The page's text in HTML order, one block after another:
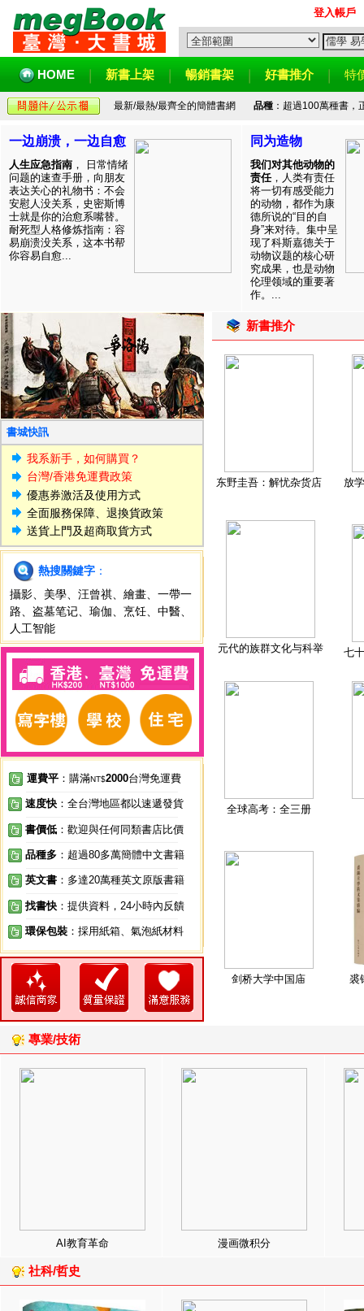
登入帳戶
HOME 新書上架 暢銷書架 好書推介 特
最新/最熱/最齊全的簡體書網 品種：超過100萬種書，
一边崩溃，一边自愈
人生应急指南 ， 日常情绪
问题的速查手册，向朋友
表达关心的礼物书：不会
安慰人没关系，史密斯博
士就是你的治愈系嘴替。
耐死型人格修炼指南：容
易崩溃没关系，这本书帮
你容易自愈...
同为造物
我们对其他动物的
责任，人类有责任
将一切有感受能力
的动物，都作为康
德所说的“目的自
身”来对待。集中呈
现了科斯嘉德关于
动物议题的核心研
究成果，也是动物
伦理领域的重要著
作。...
書城快訊
我系新手，如何購買？
台灣/香港免運費政策
優惠券激活及使用方式
全面服務保障、退換貨政策
送貨上門及超商取貨方式
熱搜關鍵字 ：
攝影
美學 汪曾祺 繪畫
一帶一
路
盗墓笔记 瑜伽 烹饪 中醫
人工智能
運費平 ：購滿NT$2000台灣免運費
速度快 ：全台灣地區都以速遞發貨
書價低 ：歡迎與任何同類書店比價
品種多 ：超過80多萬簡體中文書籍
英文書 ：多達20萬種英文原版書籍
找書快 ：提供資料，24小時內反饋
環保包裝 ：採用紙箱、氣泡紙材料
新書推介
东野圭吾：解忧杂货店 放
元代的族群文化与科举 七
全球高考：全三册
剑桥大学中国庙 裘
專業/技術
AI教育革命 漫画微积分
社科/哲史